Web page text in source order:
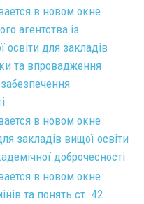
агентства із
освіти для закладів
та впровадження
закладів вищої освіти
доброчесності
та понять ст. 42